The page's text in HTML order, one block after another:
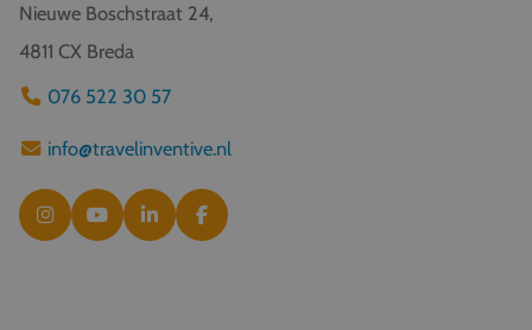
Nieuwe Boschstraat 24,
4811 CX Breda
076 522 30 57
info@travelinventive.nl